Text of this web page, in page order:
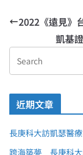
2022《遠見》
凱基
近期文章
長庚科大訪凱瑟醫
跨海築夢 長庚科大